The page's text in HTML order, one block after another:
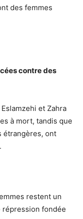
des femmes
contre des
et Zahra
à mort, tandis que
étrangères, ont
restent un
répression fondée